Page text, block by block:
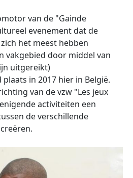
van de "Gainde
evenement dat de
het meest hebben
vakgebied door middel van
uitgereikt)
in 2017 hier in België.
van de vzw "Les jeux
activiteiten een
de verschillende